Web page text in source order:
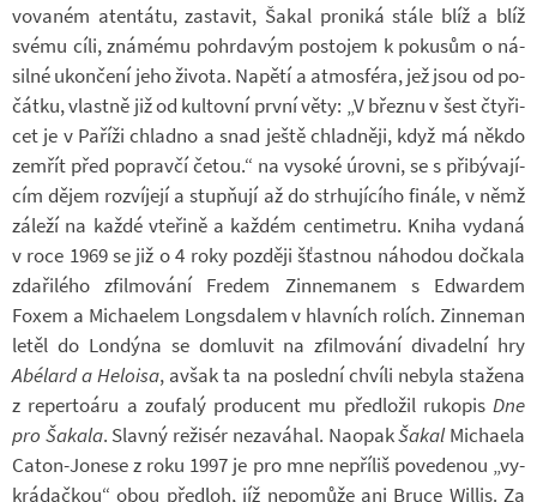
vo­va­ném aten­tátu, za­sta­vit, Šakal pro­niká stále blíž a blíž
svému cíli, zná­mému po­hr­da­vým po­sto­jem k po­ku­sům o ná­
silné ukon­čení jeho ži­vota. Na­pětí a at­mo­sféra, jež jsou od po­
čátku, vlastně již od kul­tovní první věty: „V březnu v šest čty­ři­
cet je v Pa­říži chladno a snad ještě chlad­něji, když má někdo
ze­mřít před po­pravčí četou.“ na vy­soké úrovni, se s při­bý­va­jí­
cím dějem roz­ví­její a stup­ňují až do str­hu­jí­cího fi­nále, v němž
zá­leží na každé vte­řině a kaž­dém cen­ti­me­tru. Kniha vy­daná
v roce 1969 se již o 4 roky poz­ději šťast­nou ná­ho­dou do­čkala
zda­ři­lého zfil­mo­vání Fre­dem Zin­ne­ma­nem s Ed­war­dem
Foxem a Mi­cha­e­lem Lon­gsda­lem v hlav­ních ro­lích. Zin­ne­man
letěl do Lon­dýna se do­mlu­vit na zfil­mo­vání di­va­delní hry
Abélard a He­loisa, avšak ta na po­slední chvíli ne­byla sta­žena
z re­per­toáru a zou­falý pro­du­cent mu před­lo­žil ru­ko­pis Dne
pro Šakala. Slavný re­ži­sér ne­za­vá­hal. Na­o­pakŠakalMi­cha­ela
Caton-​Jonese z roku 1997 je pro mne ne­pří­liš po­ve­de­nou „vy­
krá­dač­kou“ obou před­loh, jíž ne­po­může ani Bruce Wil­lis. Za